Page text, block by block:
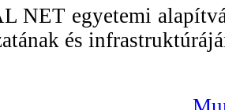
NET egyetemi
és